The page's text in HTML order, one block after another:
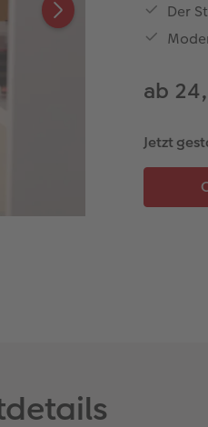
Der
ab
Jetzt